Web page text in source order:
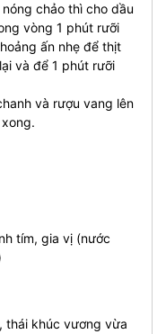
chảo thì cho dầu
vòng 1 phút rưỡi
ấn nhẹ để thịt
và để 1 phút rưỡi
và rượu vang lên
tím, gia vị (nước
thái khúc vương vừa